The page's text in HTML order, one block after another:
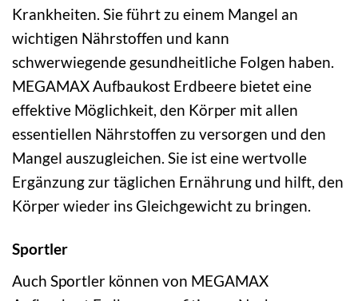
Krankheiten. Sie führt zu einem Mangel an
wichtigen Nährstoffen und kann
schwerwiegende gesundheitliche Folgen haben.
MEGAMAX Aufbaukost Erdbeere bietet eine
effektive Möglichkeit, den Körper mit allen
essentiellen Nährstoffen zu versorgen und den
Mangel auszugleichen. Sie ist eine wertvolle
Ergänzung zur täglichen Ernährung und hilft, den
Körper wieder ins Gleichgewicht zu bringen.
Sportler
Auch Sportler können von MEGAMAX